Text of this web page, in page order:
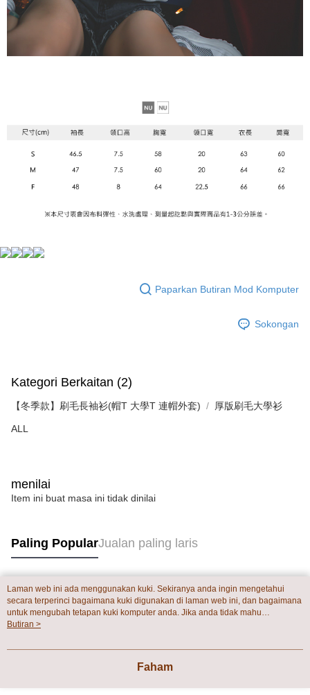
Paparkan Butiran Mod Komputer
Sokongan
Kategori Berkaitan (2)
【冬季款】刷毛長袖衫(帽T 大學T 連帽外套) 厚版刷毛大學衫
ALL
menilai
Item ini buat masa ini tidak dinilai
Paling PopularJualan paling laris
Tag Popular
Laman web ini ada menggunakan kuki. Sekiranya anda ingin mengetahui
secara terperinci bagaimana kuki digunakan di laman web ini, dan bagaimana
untuk mengubah tetapan kuki komputer anda. Jika anda tidak mahu
menggunakan kuki di komputer anda, sila rujuk penerangan mengenai kuki.
mengetahui secara terperinci bagaimana kuki digunakan di laman web ini,
mahu menggunakan kuki di komputer anda, sila rujuk penerangan mengenai
Butiran >
Faham